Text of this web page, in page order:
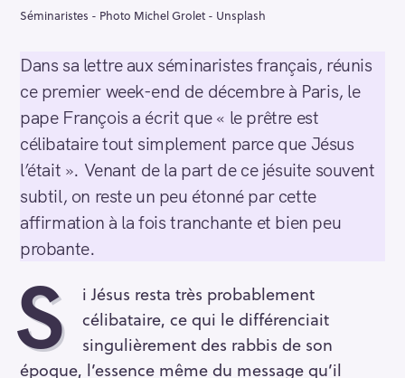
Séminaristes - Photo Michel Grolet - Unsplash
Dans sa lettre aux séminaristes français, réunis
ce premier week-end de décembre à Paris, le
pape François a écrit que « le prêtre est
célibataire tout simplement parce que Jésus
l’était ». Venant de la part de ce jésuite souvent
subtil, on reste un peu étonné par cette
affirmation à la fois tranchante et bien peu
probante.
S
i Jésus resta très probablement
célibataire, ce qui le différenciait
singulièrement des rabbis de son
époque, l’essence même du message qu’il